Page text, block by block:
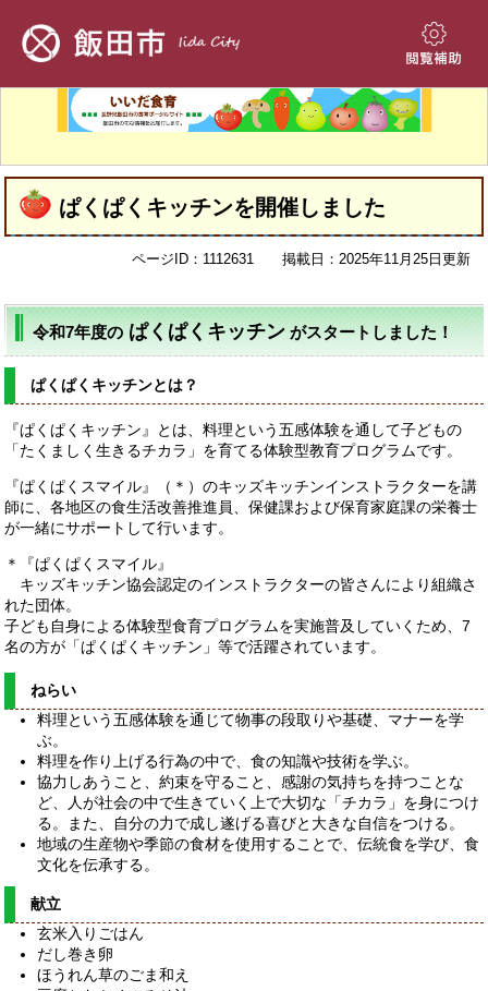
す。
し
文
閲
補
助
文
ぱくぱくキッチンを開催しました
ページID：1112631 掲載日：2025年11月25日更新
令和7年度の ぱくぱくキッチン がスタートしました！
ぱくぱくキッチンとは？
『ぱくぱくキッチン』とは、料理という五感体験を通して子どもの
「たくましく生きるチカラ」を育てる体験型教育プログラムです。
『ぱくぱくスマイル』（＊）のキッズキッチンインストラクターを講
師に、各地区の食生活改善推進員、保健課および保育家庭課の栄養士
が一緒にサポートして行います。
＊『ぱくぱくスマイル』
キッズキッチン協会認定のインストラクターの皆さんにより組織さ
れた団体。
子ども自身による体験型食育プログラムを実施普及していくため、7
名の方が「ぱくぱくキッチン」等で活躍されています。
ねらい
料理という五感体験を通じて物事の段取りや基礎、マナーを学
ぶ。
料理を作り上げる行為の中で、食の知識や技術を学ぶ。
協力しあうこと、約束を守ること、感謝の気持ちを持つことな
ど、人が社会の中で生きていく上で大切な「チカラ」を身につけ
る。また、自分の力で成し遂げる喜びと大きな自信をつける。
地域の生産物や季節の食材を使用することで、伝統食を学び、食
文化を伝承する。
献立
玄米入りごはん
だし巻き卵
ほうれん草のごま和え